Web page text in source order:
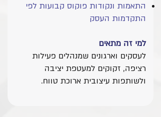
התאמות ונקודות פוקוס קבועות לפי
התקדמות העסק
למי זה מתאים
לעסקים וארגונים שמנהלים פעילות
רציפה, זקוקים למעטפת יציבה
ולשותפות עיצובית ארוכת טווח.